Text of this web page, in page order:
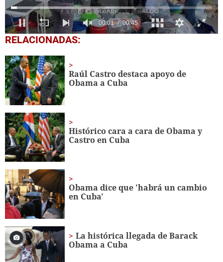
0
seconds
45
seconds
RELACIONADAS:
Raúl Castro destaca apoyo de
Obama a Cuba
Histórico cara a cara de Obama y
Castro en Cuba
Obama dice que 'habrá un cambio
en Cuba'
La histórica llegada de Barack
Obama a Cuba